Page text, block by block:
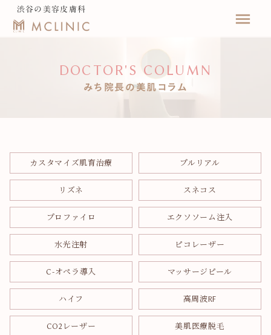
DOCTOR'S COLUMN
みち院長の美肌コラム
カスタマイズ肌育治療 プルリアル
リズネ スネコス
プロファイロ エクソソーム注入
水光注射 ピコレーザー
C-オペラ導入 マッサージピール
ハイフ 高周波RF
CO2レーザー 美肌医療脱毛
渋谷の美容皮膚科
menu